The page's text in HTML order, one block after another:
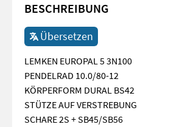
BESCHREIBUNG
Übersetzen
LEMKEN EUROPAL 5 3N100
PENDELRAD 10.0/80-12
KÖRPERFORM DURAL BS42
STÜTZE AUF VERSTREBUNG
SCHARE 2S + SB45/SB56